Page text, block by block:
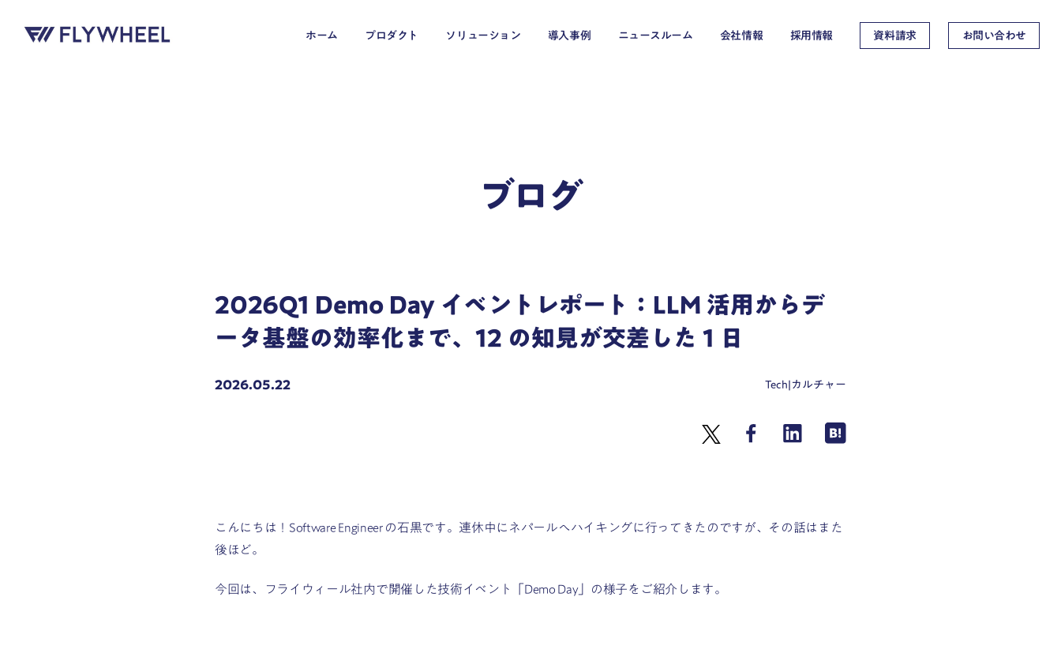
ホーム プロダクト ソリューション
EC・小売・流通
メディア・エンターテイメント
導入事例 ニュースルーム 会社情報 採用情報 資料請求 お問い合わせ
ブログ
2026Q1 Demo Day イベントレポート：LLM 活用からデ
ータ基盤の効率化まで、12 の知見が交差した 1 日
2026.05.22 Tech| カルチャー
こんにちは！Software Engineer の石黒です。 連休中にネパールへハイキングに行ってきたのですが、その話はまた
後ほど。
今回は、フライウィール社内で開催した技術イベント「Demo Day」の様子をご紹介します。